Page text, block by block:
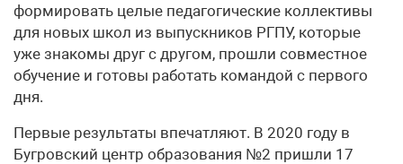
формировать целые педагогические коллективы
для новых школ из выпускников РГПУ, которые
уже знакомы друг с другом, прошли совместное
обучение и готовы работать командой с первого
дня.
Первые результаты впечатляют. В 2020 году в
Бугровский центр образования №2 пришли 17